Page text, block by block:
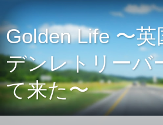
Golden Life 〜
デンレトリーバ
て来た〜